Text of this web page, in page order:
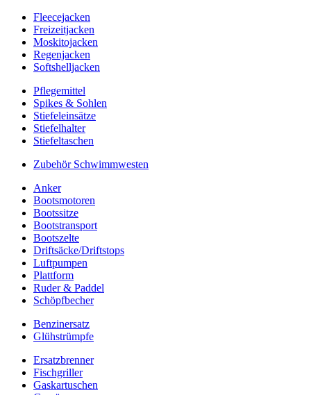
Fleecejacken
Freizeitjacken
Moskitojacken
Regenjacken
Softshelljacken
Pflegemittel
Spikes & Sohlen
Stiefeleinsätze
Stiefelhalter
Stiefeltaschen
Zubehör Schwimmwesten
Anker
Bootsmotoren
Bootssitze
Bootstransport
Bootszelte
Driftsäcke/Driftstops
Luftpumpen
Plattform
Ruder & Paddel
Schöpfbecher
Benzinersatz
Glühstrümpfe
Ersatzbrenner
Fischgriller
Gaskartuschen